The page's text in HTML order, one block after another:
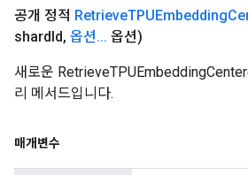
공개 정적 RetrieveTPUEmbedding
shardId, 옵션... 옵션)
새로운
리 메서드입니다.
매개변수